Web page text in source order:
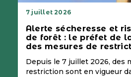
7 juillet 2026
Alerte sécheresse et
de forêt : le préfet de
des mesures de
Depuis le 7 juillet 2026, des
restriction sont en vigueur